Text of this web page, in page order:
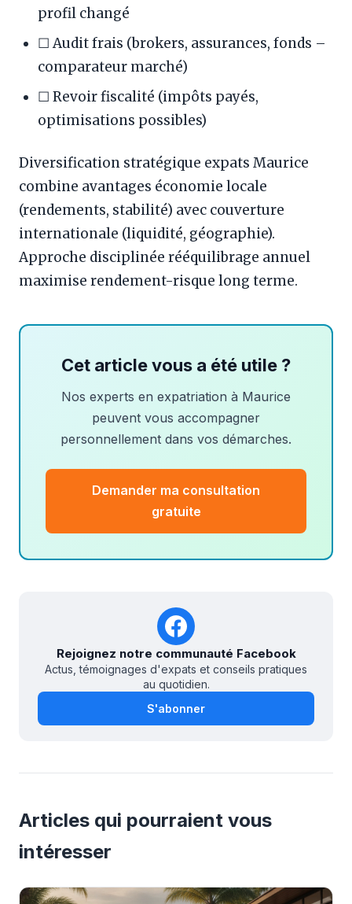
profil changé
☐ Audit frais (brokers, assurances, fonds –
comparateur marché)
☐ Revoir fiscalité (impôts payés,
optimisations possibles)
Diversification stratégique expats Maurice
combine avantages économie locale
(rendements, stabilité) avec couverture
internationale (liquidité, géographie).
Approche disciplinée rééquilibrage annuel
maximise rendement-risque long terme.
Cet article vous a été utile ?
Nos experts en expatriation à Maurice
peuvent vous accompagner
personnellement dans vos démarches.
Demander ma consultation
gratuite
Rejoignez notre communauté Facebook
Actus, témoignages d'expats et conseils pratiques
au quotidien.
S'abonner
Articles qui pourraient vous
intéresser